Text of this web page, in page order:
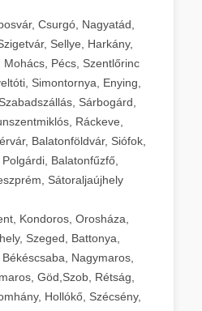
Csurgó, Nagyatád,
Sellye, Harkány,
Mohács, Pécs, Szentlőrinc
Simontornya, Enying,
Sárbogárd,
Ráckeve,
Balatonföldvár, Siófok,
Balatonfűzfő,
Sátoraljaújhely
Kondoros, Orosháza,
Szeged, Battonya,
Nagymaros,
Göd,Szob, Rétság,
Hollókő, Szécsény,